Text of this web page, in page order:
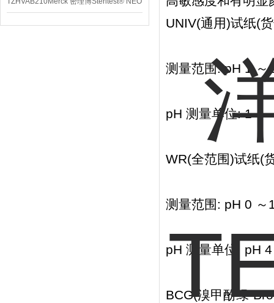
设备
UNIV(通用)试纸(
测量范围: pH 1 ～
pH 测量单位: 1
WR(全范围)试纸(
测量范围: pH 0 ～
pH 测量单位: pH
BCG(溴甲酚绿-